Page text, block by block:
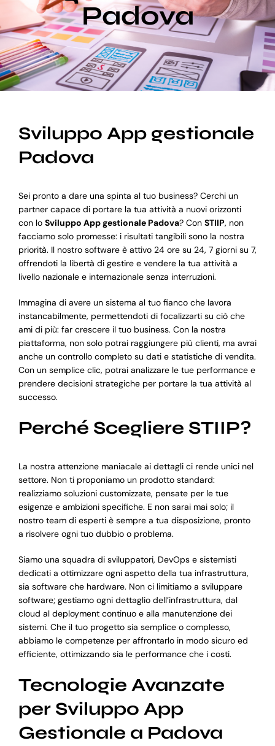
Blog
Supporto
Padova
Sviluppo App gestionale
Padova
Sei pronto a dare una spinta al tuo business? Cerchi un
partner capace di portare la tua attività a nuovi orizzonti
con lo Sviluppo App gestionale Padova? Con STIIP, non
facciamo solo promesse: i risultati tangibili sono la nostra
priorità. Il nostro software è attivo 24 ore su 24, 7 giorni su 7,
offrendoti la libertà di gestire e vendere la tua attività a
livello nazionale e internazionale senza interruzioni.
Immagina di avere un sistema al tuo fianco che lavora
instancabilmente, permettendoti di focalizzarti su ciò che
ami di più: far crescere il tuo business. Con la nostra
piattaforma, non solo potrai raggiungere più clienti, ma avrai
anche un controllo completo su dati e statistiche di vendita.
Con un semplice clic, potrai analizzare le tue performance e
prendere decisioni strategiche per portare la tua attività al
successo.
Perché Scegliere STIIP?
La nostra attenzione maniacale ai dettagli ci rende unici nel
settore. Non ti proponiamo un prodotto standard:
realizziamo soluzioni customizzate, pensate per le tue
esigenze e ambizioni specifiche. E non sarai mai solo; il
nostro team di esperti è sempre a tua disposizione, pronto
a risolvere ogni tuo dubbio o problema.
Siamo una squadra di sviluppatori, DevOps e sistemisti
dedicati a ottimizzare ogni aspetto della tua infrastruttura,
sia software che hardware. Non ci limitiamo a sviluppare
software; gestiamo ogni dettaglio dell’infrastruttura, dal
cloud al deployment continuo e alla manutenzione dei
sistemi. Che il tuo progetto sia semplice o complesso,
abbiamo le competenze per affrontarlo in modo sicuro ed
efficiente, ottimizzando sia le performance che i costi.
Tecnologie Avanzate
per Sviluppo App
Gestionale a Padova